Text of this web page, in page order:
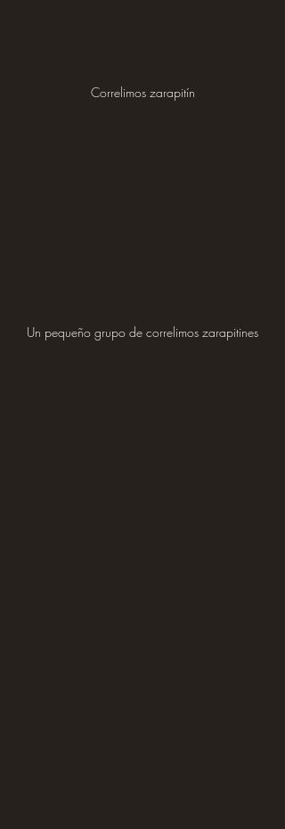
Correlimos zarapitín
Un pequeño grupo de correlimos zarapitines